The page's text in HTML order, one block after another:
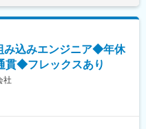
います。
に日帰りまたは宿泊の出張があ
日本フィールドサポート課以外
9名が在籍しています）
選考を通じて上下する可能性が
を含めた表記です。
み込みエンジニア◆年休
貫◆フレックスあり
社